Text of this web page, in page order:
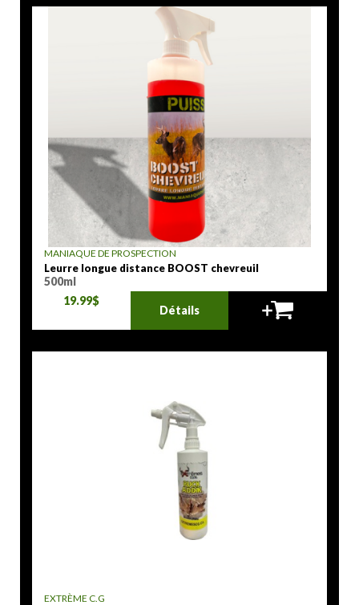
MANIAQUE DE PROSPECTION
Leurre longue distance BOOST chevreuil
500ml
19.99$
Détails
EXTRÈME C.G